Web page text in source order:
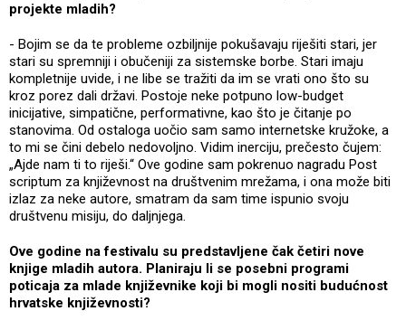
projekte mladih?
- Bojim se da te probleme ozbiljnije pokušavaju riješiti stari, jer
stari su spremniji i obučeniji za sistemske borbe. Stari imaju
kompletnije uvide, i ne libe se tražiti da im se vrati ono što su
kroz porez dali državi. Postoje neke potpuno low-budget
inicijative, simpatične, performativne, kao što je čitanje po
stanovima. Od ostaloga uočio sam samo internetske kružoke, a
to mi se čini debelo nedovoljno. Vidim inerciju, prečesto čujem:
„Ajde nam ti to riješi.“ Ove godine sam pokrenuo nagradu Post
scriptum za književnost na društvenim mrežama, i ona može biti
izlaz za neke autore, smatram da sam time ispunio svoju
društvenu misiju, do daljnjega.
Ove godine na festivalu su predstavljene čak četiri nove
knjige mladih autora. Planiraju li se posebni programi
poticaja za mlade književnike koji bi mogli nositi budućnost
hrvatske književnosti?